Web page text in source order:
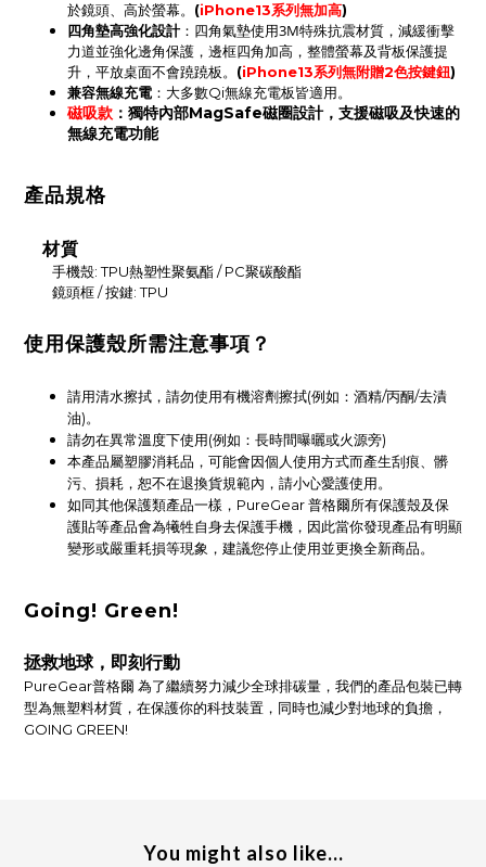
於鏡頭、高於螢幕。 (iPhone13系列無加高)
四角墊高強化設計：四角氣墊使用3M特殊抗震材質，減緩衝擊
力道並強化邊角保護， 邊框四角加高， 整體螢幕及背板保護提
升 ，平放桌面不會蹺蹺板。 (iPhone13系列無附贈2色按鍵鈕)
兼容無線充電 ： 大多數Qi無線充電板皆適用。
磁吸款 ：獨特內部MagSafe磁圈設計，支援磁吸及快速的
無線充電功能
產品規格
材質
手機殼: TPU熱塑性聚氨酯 / PC聚碳酸酯
鏡頭框 / 按鍵: TPU
使用保護殼所需注意事項？
請用清水擦拭，請勿使用有機溶劑擦拭(例如：酒精/丙酮/去漬
油)。
請勿在異常溫度下使用(例如：長時間曝曬或火源旁)
本產品屬塑膠消耗品，可能會因個人使用方式而產生刮痕、髒
污、損耗，恕不在退換貨規範內，請小心愛護使用。
如同其他保護類產品一樣，PureGear 普格爾所有保護殼及保
護貼等產品會為犧牲自身去保護手機，因此當你發現產品有明顯
變形或嚴重耗損等現象，建議您停止使用並更換全新商品。
Going! Green!
拯救地球，即刻行動
PureGear普格爾 為了繼續努力減少全球排碳量，我們的產品包裝已轉
型為無塑料材質，在保護你的科技裝置，同時也減少對地球的負擔，
GOING GREEN!
You might also like...